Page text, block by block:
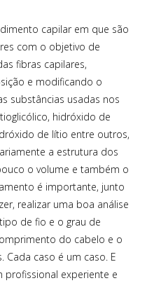
capilar em que são
com o objetivo de
fibras capilares,
e modificando o
substâncias usadas nos
hidróxido de
de lítio entre outros,
a estrutura dos
o volume e também o
é importante, junto
realizar uma boa análise
de fio e o grau de
do cabelo e o
caso é um caso. E
profissional experiente e